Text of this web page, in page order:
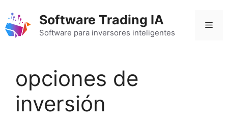
contenido
Software Trading IA
Software para inversores inteligentes
opciones de
inversión